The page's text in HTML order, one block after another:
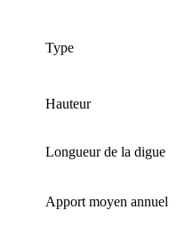
Type
Hauteur
Longueur de la digue
Apport moyen annuel